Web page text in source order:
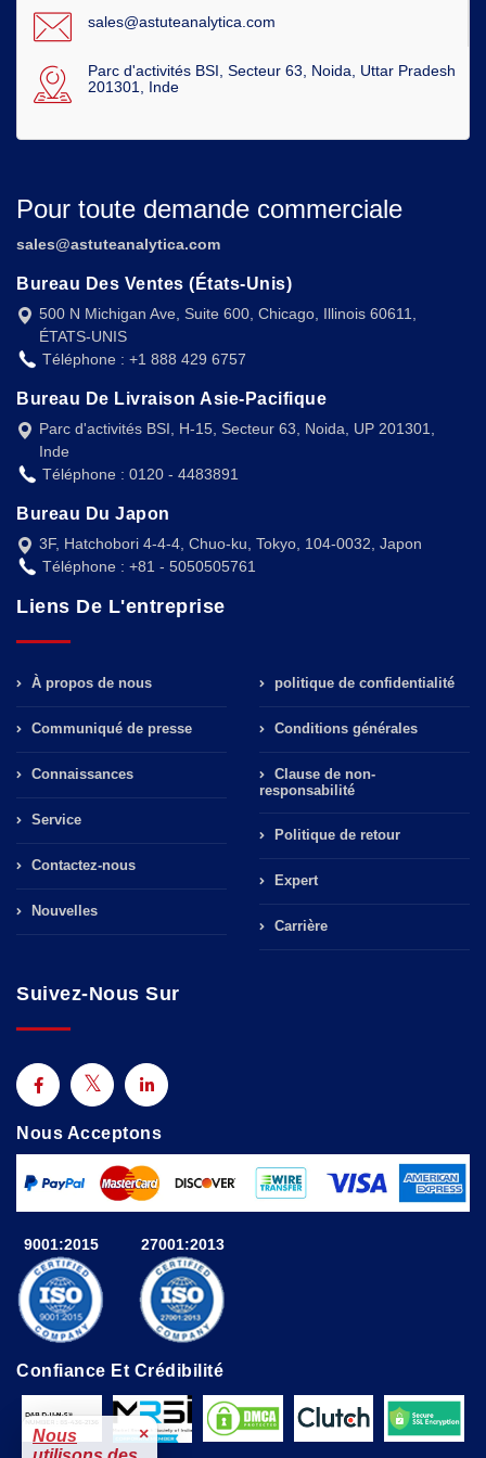
sales@astuteanalytica.com
Parc d'activités BSI, Secteur 63, Noida, Uttar Pradesh
201301, Inde
Pour toute demande commerciale
sales@astuteanalytica.com
Bureau Des Ventes (États-Unis)
500 N Michigan Ave, Suite 600, Chicago, Illinois 60611,
ÉTATS-UNIS
Téléphone : +1 888 429 6757
Bureau De Livraison Asie-Pacifique
Parc d'activités BSI, H-15, Secteur 63, Noida, UP 201301,
Inde
Téléphone : 0120 - 4483891
Bureau Du Japon
3F, Hatchobori 4-4-4, Chuo-ku, Tokyo, 104-0032, Japon
Téléphone : +81 - 5050505761
Liens De L'entreprise
À propos de nous
Communiqué de presse
Connaissances
Service
Contactez-nous
Nouvelles
politique de confidentialité
Conditions générales
Clause de non-
responsabilité
Politique de retour
Expert
Carrière
Suivez-Nous Sur
Nous Acceptons
9001:2015 27001:2013
Confiance Et Crédibilité
Nous
×